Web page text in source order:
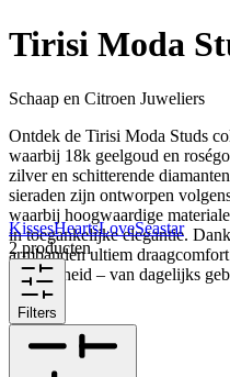
Tirisi Moda
Schaap en Citroen Juweliers
Ontdek de Tirisi Moda Studs
waarbij 18k geelgoud en
zilver en schitterende
sieraden zijn ontworpen
waarbij hoogwaardige
in toegankelijke elegantie.
armbanden ultiem
gelegenheid – van dagelijks
KissesHeartsLoveSeastar
2 producten
Filters